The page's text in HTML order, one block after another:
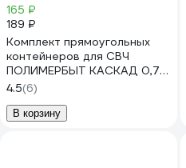
165 ₽
189 ₽
Комплект прямоугольных
контейнеров для СВЧ
ПОЛИМЕРБЫТ КАСКАД 0,7 л
из 3 шт 4354001
4.5(6)
В корзину